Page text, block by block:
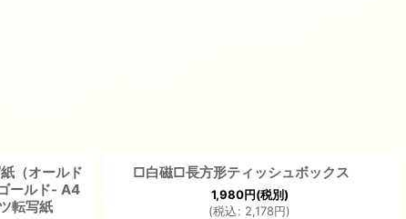
（オールド
ールド- A4
転写紙
□白磁□長方形ティッシュボックス
1,980円(税別)
(税込: 2,178円)